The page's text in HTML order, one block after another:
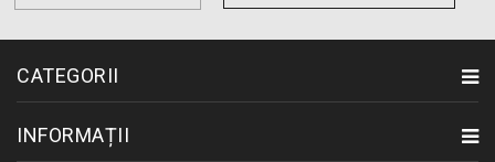
CATEGORII
INFORMAȚII